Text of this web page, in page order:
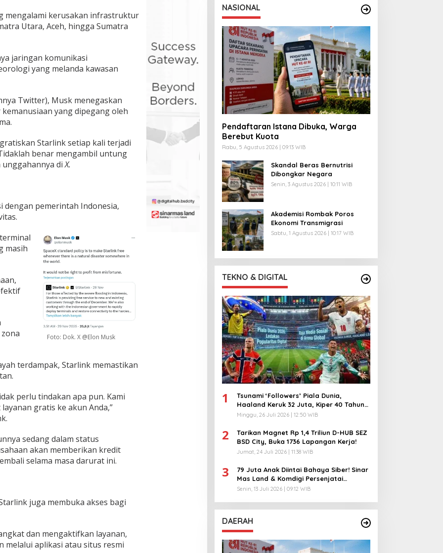
mengalami kerusakan infrastruktur
Utara, Aceh, hingga Sumatra
jaringan komunikasi
yang melanda kawasan
Twitter), Musk menegaskan
yang dipegang oleh
Starlink setiap kali terjadi
benar mengambil untung
unggahannya diX.
pemerintah Indonesia,
Foto: Dok. X @Elon Musk
masih
terdampak, Starlink memastikan
perlu tindakan apa pun. Kami
gratis ke akun Anda,”
sedang dalam status
akan memberikan kredit
selama masa darurat ini.
juga membuka akses bagi
dan mengaktifkan layanan,
aplikasi atau situs resmi
NASIONAL
Pendaftaran Istana Dibuka, Warga
Berebut Kuota
Rabu, 5 Agustus 2026 | 09:13 WIB
Skandal Beras Bernutrisi
Dibongkar Negara
Senin, 3 Agustus 2026 | 10:11 WIB
Akademisi Rombak Poros
Ekonomi Transmigrasi
Sabtu, 1 Agustus 2026 | 10:17 WIB
TEKNO & DIGITAL
1
Tsunami ‘Followers’ Piala Dunia,
Haaland Keruk 32 Juta, Kiper 40 Tahun
Bikin Geger!
Minggu, 26 Juli 2026 | 12:50 WIB
2
Tarikan Magnet Rp 1,4 Triliun D-HUB SEZ
BSD City, Buka 1736 Lapangan Kerja!
Jumat, 24 Juli 2026 | 11:38 WIB
3
79 Juta Anak Diintai Bahaya Siber! Sinar
Mas Land & Komdigi Persenjatai
Ratusan Guru!
Senin, 13 Juli 2026 | 09:12 WIB
DAERAH